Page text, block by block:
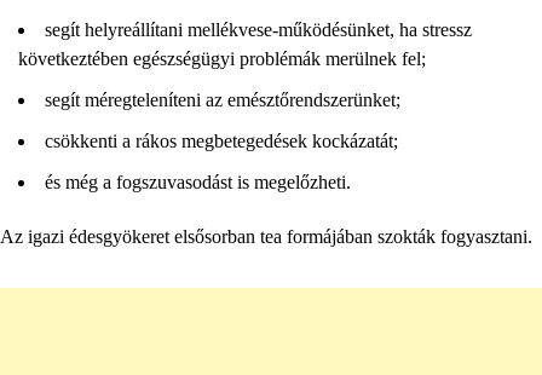
segít helyreállítani mellékvese-működésünket, ha stressz
következtében egészségügyi problémák merülnek fel;
segít méregteleníteni az emésztőrendszerünket;
csökkenti a rákos megbetegedések kockázatát;
és még a fogszuvasodást is megelőzheti.
Az igazi édesgyökeret elsősorban tea formájában szokták fogyasztani.